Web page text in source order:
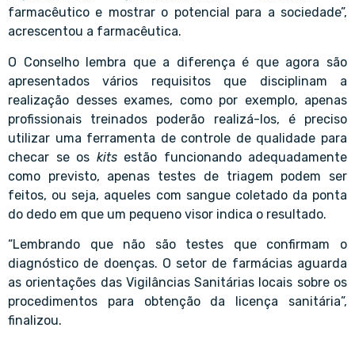
farmacêutico e mostrar o potencial para a sociedade”,
acrescentou a farmacêutica.
O Conselho lembra que a diferença é que agora são
apresentados vários requisitos que disciplinam a
realização desses exames, como por exemplo, apenas
profissionais treinados poderão realizá-los, é preciso
utilizar uma ferramenta de controle de qualidade para
checar se os kits estão funcionando adequadamente
como previsto, apenas testes de triagem podem ser
feitos, ou seja, aqueles com sangue coletado da ponta
do dedo em que um pequeno visor indica o resultado.
“Lembrando que não são testes que confirmam o
diagnóstico de doenças. O setor de farmácias aguarda
as orientações das Vigilâncias Sanitárias locais sobre os
procedimentos para obtenção da licença sanitária”,
finalizou.